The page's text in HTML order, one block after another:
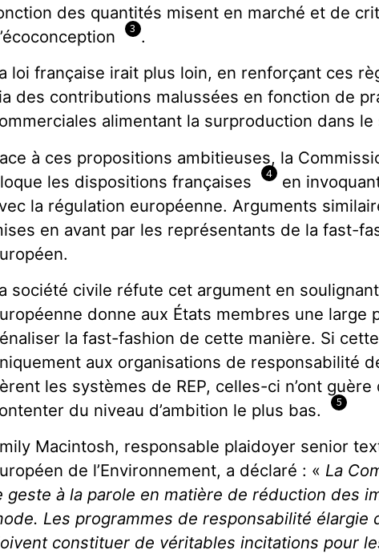
des quantités misent en marché et de
3 .
loi française irait plus loin, en renforçant ces
des contributions malussées en fonction de
alimentant la surproduction dans
à ces propositions ambitieuses, la
les dispositions françaises 4
en
la régulation européenne. Arguments
en avant par les représentants de la fast-
société civile réfute cet argument en
donne aux États membres une large
la fast-fashion de cette manière. Si
aux organisations de responsabilité
les systèmes de REP, celles-ci n’ont guère
du niveau d’ambition le plus bas. 5
Macintosh, responsable plaidoyer senior
de l’Environnement, a déclaré : « La
geste à la parole en matière de réduction des
Les programmes de responsabilité élargie
constituer de véritables incitations pour